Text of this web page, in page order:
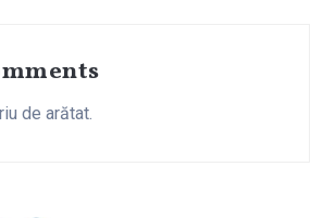
de arătat.